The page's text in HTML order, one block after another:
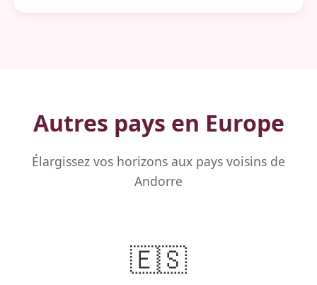
Autres pays en Europe
Élargissez vos horizons aux pays voisins de
Andorre
🇪🇸